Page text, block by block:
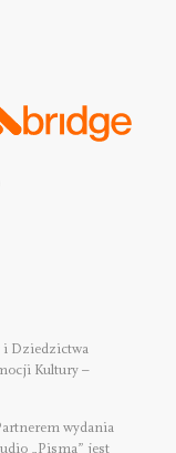
i Dziedzictwa
Kultury –
wydania
„Pisma” jest